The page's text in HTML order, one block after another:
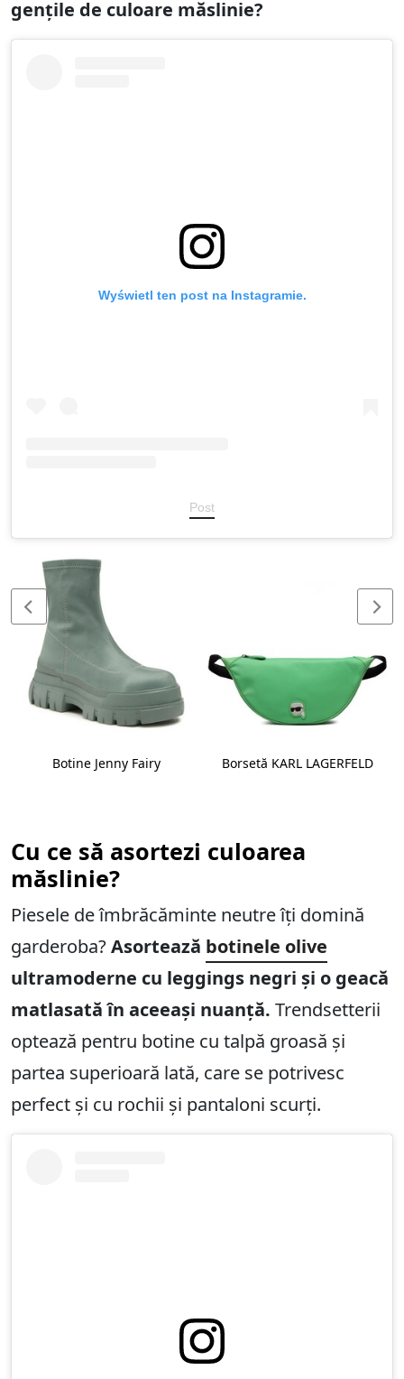
gențile de culoare măslinie?
Wyświetl ten post na Instagramie.
Post
Botine Jenny Fairy Borsetă KARL LAGERFELD
Cu ce să asortezi culoarea
măslinie?
Piesele de îmbrăcăminte neutre îți domină
garderoba?Asortează botinele olive
ultramoderne cu leggings negri și o geacă
matlasată în aceeași nuanță. Trendsetterii
optează pentru botine cu talpă groasă și
partea superioară lată, care se potrivesc
perfect și cu rochii și pantaloni scurți.